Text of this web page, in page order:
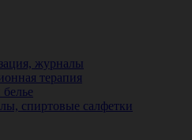
журналы
терапия
спиртовые салфетки